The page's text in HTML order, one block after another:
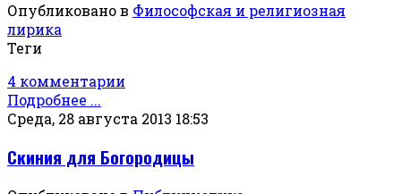
Опубликовано в Философская и религиозная
лирика
Теги
4 комментарии
Подробнее ...
Среда, 28 августа 2013 18:53
Скиния для Богородицы